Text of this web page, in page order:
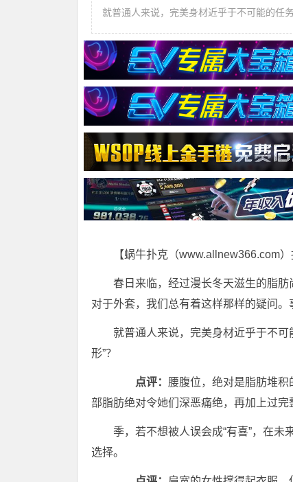
就普通人来说，完美身材近乎于不可能的任
【蜗牛扑克（www.allnew366.com）
春日来临，经过漫长冬天滋生的脂肪
对于外套，我们总有着这样那样的疑问。
就普通人来说，完美身材近乎于不
形”？
点评： 腰腹位，绝对是脂肪堆
部脂肪绝对令她们深恶痛绝，再加上过完
季，若不想被人误会成“有喜”，在
选择。